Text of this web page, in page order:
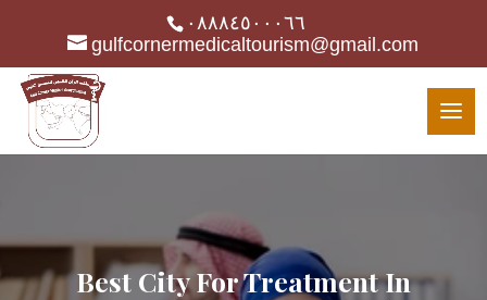
٠٨٨٨٤٥٠٠٠٦٦
gulfcornermedicaltourism@gmail.com
Best City For Treatment In